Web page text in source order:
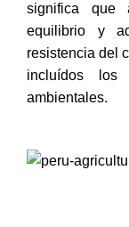
significa que
equilibrio y
resistencia del
incluídos los
ambientales.